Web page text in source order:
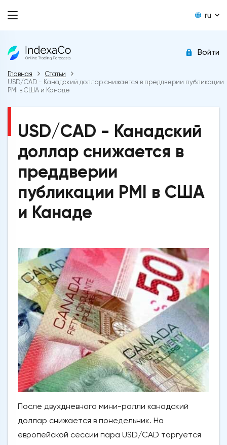
ru
Войти
Главная
Статьи
USD/CAD - Канадский доллар снижается в преддверии публикации
PMI в США и Канаде
USD/CAD - Канадский
доллар снижается в
преддверии
публикации PMI в США
и Канаде
После двухдневного мини-ралли канадский
доллар снижается в понедельник. На
европейской сессии пара USD/CAD торгуется